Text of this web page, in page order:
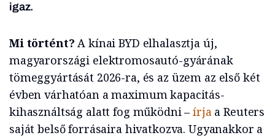
igaz.
Mi történt? A kínai BYD elhalasztja új,
magyarországi elektromosautó-gyárának
tömeggyártását 2026-ra, és az üzem az első két
évben várhatóan a maximum kapacitás-
kihasználtság alatt fog működni –írjaa Reuters
saját belső forrásaira hivatkozva. Ugyanakkor a